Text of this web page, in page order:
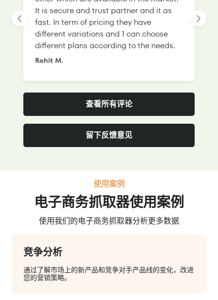
It is secure and trust partner and it as
fast. In term of pricing they have
different variations and 1 can choose
different plans according to the needs.
Rohit M.
查看所有评论
留下反馈意见
使用案例
电子商务抓取器使用案例
使用我们的电子商务抓取器分析更多数据
竞争分析
通过了解市场上的新产品和竞争对手产品线的变化，改进
您的营销策略。